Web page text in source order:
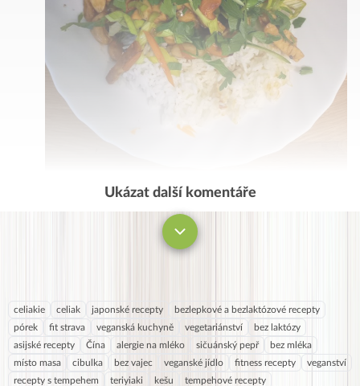
Ukázat další komentáře
celiakie celiak japonské recepty
bezlepkové a bezlaktózové recepty
pórek
fit strava veganská kuchyně vegetariánství
bez laktózy
asijské recepty
Čína alergie na mléko sičuánský pepř
bez mléka
místo masa
cibulka bez vajec veganské jídlo fitness recepty
veganství
recepty s tempehem
teriyiaki kešu
tempehové recepty